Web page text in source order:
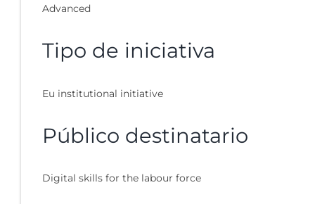
Advanced
Tipo de iniciativa
Eu institutional initiative
Público destinatario
Digital skills for the labour force